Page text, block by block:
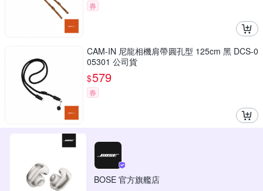
券
CAM-IN 尼龍相機肩帶圓孔型 125cm 黑 DCS-0
05301 公司貨
$579
券
BOSE 官方旗艦店